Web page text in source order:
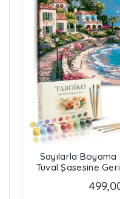
Sayılarla Boyama
Tuval Şasesine